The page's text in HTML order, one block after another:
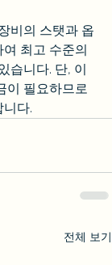
비의 스탯과 옵
최고 수준의
습니다. 단, 이
이 필요하므로
다.
전체 보기